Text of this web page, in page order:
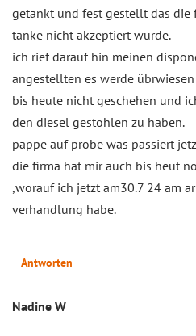
getankt und fest gestellt das die
tanke nicht akzeptiert wurde.
ich rief darauf hin meinen
angestellten es werde übrwiesen
bis heute nicht geschehen und
den diesel gestohlen zu haben.
pappe auf probe was passiert
die firma hat mir auch bis heut
,worauf ich jetzt am30.7 24 am
verhandlung habe.
Antworten
Nadine W